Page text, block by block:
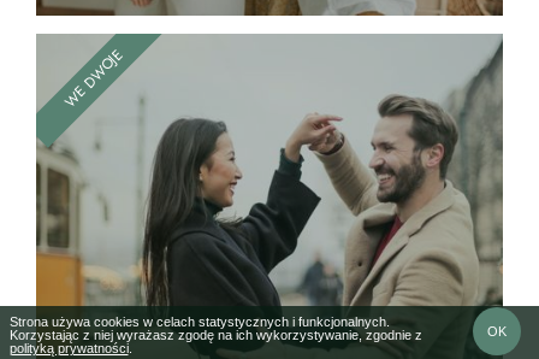
WE DWOJE
Strona używa cookies w celach statystycznych i funkcjonalnych.
Korzystając z niej wyrażasz zgodę na ich wykorzystywanie, zgodnie z
polityką prywatności.
OK